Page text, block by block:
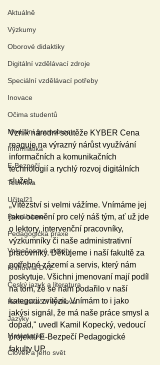
Aktuálně
Výzkumy
Oborové didaktiky
Digitální vzdělávací zdroje
Speciální vzdělávací potřeby
Inovace
Očima studentů
Mediální gramotnost
Informatika
E-Bezpečí
Technika
Učitel21
Pomáháme
Pedagogická praxe
Volnočasové aktivity
Knihovna DVZ
Český jazyk a literatura
Komunikační výchova
Jazyky
Matematika
Člověk a jeho svět
Vznik národní soutěže KYBER Cena
reaguje na výrazný nárůst využívání
informačních a komunikačních
technologií a rychlý rozvoj digitálních
služeb.
„Vítězství si velmi vážíme. Vnímáme jej
jako ocenění pro celý náš tým, ať už jde
o lektory, intervenční pracovníky,
výzkumníky či naše administrativní
pracovníky. Děkujeme i naší fakultě za
potřebné zázemí a servis, který nám
poskytuje. Všichni jmenovaní mají podíl
na tom, že se nám podařilo v naší
kategorii zvítězit. Vnímám to i jako
jakýsi signál, že má naše práce smysl a
dopad," uvedl Kamil Kopecký, vedoucí
projektu E-Bezpečí Pedagogické
fakulty UP.